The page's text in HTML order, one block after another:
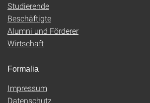
Studierende
Beschäftigte
Alumni und Förderer
Wirtschaft
Formalia
Impressum
Datenschutz